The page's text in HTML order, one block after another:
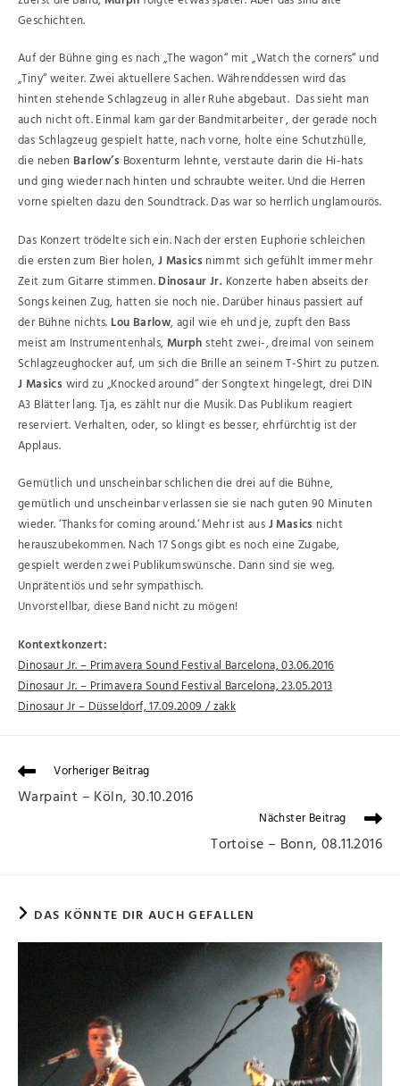
Geschichten.
Auf der Bühne ging es nach „The wagon“ mit „Watch the corners“ und
„Tiny“ weiter. Zwei aktuellere Sachen. Währenddessen wird das
hinten stehende Schlagzeug in aller Ruhe abgebaut. Das sieht man
auch nicht oft. Einmal kam gar der Bandmitarbeiter , der gerade noch
das Schlagzeug gespielt hatte, nach vorne, holte eine Schutzhülle,
die neben Barlow’s Boxenturm lehnte, verstaute darin die Hi-hats
und ging wieder nach hinten und schraubte weiter. Und die Herren
vorne spielten dazu den Soundtrack. Das war so herrlich unglamourös.
Das Konzert trödelte sich ein. Nach der ersten Euphorie schleichen
die ersten zum Bier holen,J Masics nimmt sich gefühlt immer mehr
Zeit zum Gitarre stimmen.Dinosaur Jr. Konzerte haben abseits der
Songs keinen Zug, hatten sie noch nie. Darüber hinaus passiert auf
der Bühne nichts. Lou Barlow, agil wie eh und je, zupft den Bass
meist am Instrumentenhals,Murphsteht zwei-, dreimal von seinem
Schlagzeughocker auf, um sich die Brille an seinem T-Shirt zu putzen.
J Masics wird zu „Knocked around“ der Songtext hingelegt, drei DIN
A3 Blätter lang. Tja, es zählt nur die Musik. Das Publikum reagiert
reserviert. Verhalten, oder, so klingt es besser, ehrfürchtig ist der
Applaus.
Gemütlich und unscheinbar schlichen die drei auf die Bühne,
gemütlich und unscheinbar verlassen sie sie nach guten 90 Minuten
wieder. ‘Thanks for coming around.‘ Mehr ist ausJ Masics nicht
herauszubekommen. Nach 17 Songs gibt es noch eine Zugabe,
gespielt werden zwei Publikumswünsche. Dann sind sie weg.
Unprätentiös und sehr sympathisch.
Unvorstellbar, diese Band nicht zu mögen!
Kontextkonzert:
Dinosaur Jr. – Primavera Sound Festival Barcelona, 03.06.2016
Dinosaur Jr. – Primavera Sound Festival Barcelona, 23.05.2013
Dinosaur Jr – Düsseldorf, 17.09.2009 / zakk
Vorheriger Beitrag
Warpaint – Köln, 30.10.2016
Nächster Beitrag
Tortoise – Bonn, 08.11.2016
DAS KÖNNTE DIR AUCH GEFALLEN